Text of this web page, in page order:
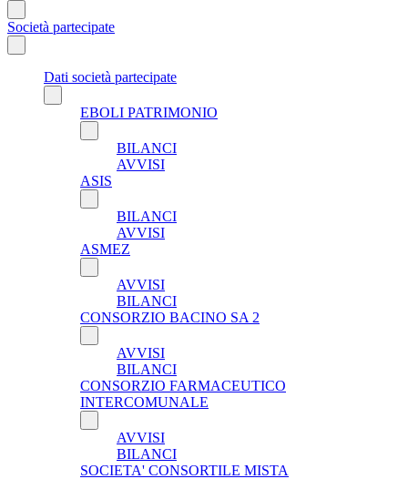
Società partecipate
Dati società partecipate
EBOLI PATRIMONIO
BILANCI
AVVISI
ASIS
BILANCI
AVVISI
ASMEZ
AVVISI
BILANCI
CONSORZIO BACINO SA 2
AVVISI
BILANCI
CONSORZIO FARMACEUTICO
INTERCOMUNALE
AVVISI
BILANCI
SOCIETA' CONSORTILE MISTA